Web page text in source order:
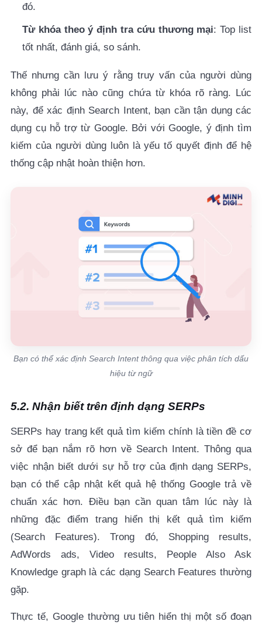
đó.
Từ khóa theo ý định tra cứu thương mại: Top list
tốt nhất, đánh giá, so sánh.
Thế nhưng cần lưu ý rằng truy vấn của người dùng
không phải lúc nào cũng chứa từ khóa rõ ràng. Lúc
này, để xác định Search Intent, bạn cần tận dụng các
dụng cụ hỗ trợ từ Google. Bởi với Google, ý định tìm
kiếm của người dùng luôn là yếu tố quyết định để hệ
thống cập nhật hoàn thiện hơn.
Bạn có thể xác định Search Intent thông qua việc phân tích dấu
hiệu từ ngữ
5.2. Nhận biết trên định dạng SERPs
SERPs hay trang kết quả tìm kiếm chính là tiền đề cơ
sở để bạn nắm rõ hơn về Search Intent. Thông qua
việc nhận biết dưới sự hỗ trợ của định dạng SERPs,
bạn có thể cập nhật kết quả hệ thống Google trả về
chuẩn xác hơn. Điều bạn cần quan tâm lúc này là
những đặc điểm trang hiển thị kết quả tìm kiếm
(Search Features). Trong đó, Shopping results,
AdWords ads, Video results, People Also Ask
Knowledge graph là các dạng Search Features thường
gặp.
Thực tế, Google thường ưu tiên hiển thị một số đoạn